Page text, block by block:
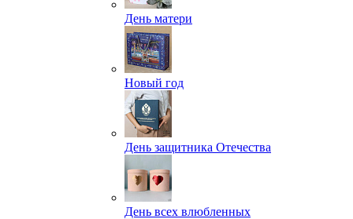
День матери
Новый год
День защитника Отечества
День всех влюбленных